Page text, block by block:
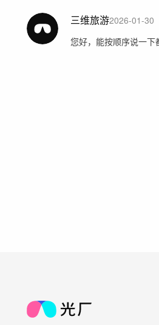
三维旅游2026-01-30
您好，能按顺序说一下